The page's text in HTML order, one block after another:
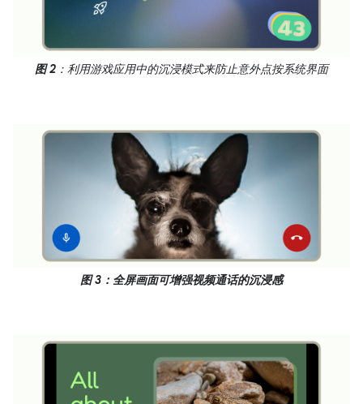
图 2 ：利用游戏应用中的沉浸模式来防止意外点按系统界面
图 3：全屏画面可增强视频通话的沉浸感